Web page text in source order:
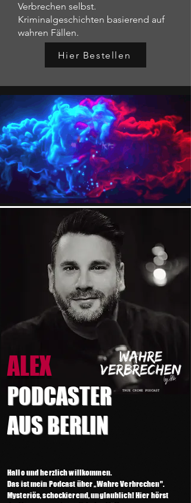
Verbrechen selbst.
Kriminalgeschichten basierend auf
wahren Fällen.
Hier Bestellen
ALEX
PODCASTER
AUS BERLIN
Hallo und herzlich willkommen.
Das ist mein Podcast über„Wahre Verbrechen".
Mysteriös, schockierend, unglaublich! Hier hörst